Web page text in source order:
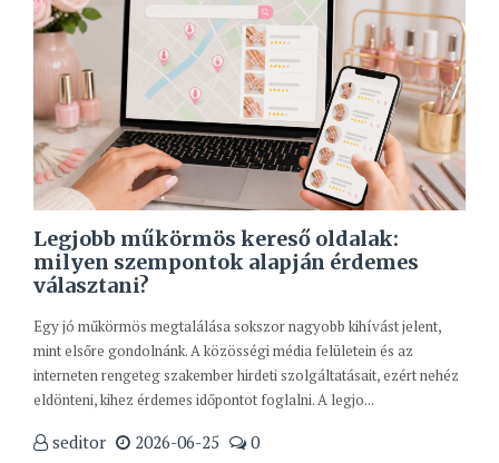
Legjobb műkörmös kereső oldalak:
milyen szempontok alapján érdemes
választani?
Egy jó műkörmös megtalálása sokszor nagyobb kihívást jelent,
mint elsőre gondolnánk. A közösségi média felületein és az
interneten rengeteg szakember hirdeti szolgáltatásait, ezért nehéz
eldönteni, kihez érdemes időpontot foglalni. A legjo...
seditor 2026-06-25 0